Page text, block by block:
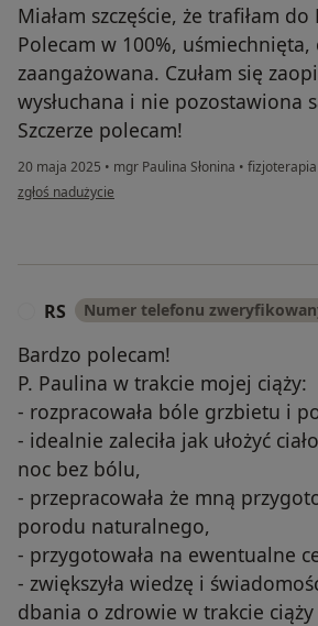
Miałam szczęście, że trafiłam
Polecam w 100%, uśmiechnięta,
zaangażowana. Czułam się
wysłuchana i nie pozostawiona
Szczerze polecam!
20 maja 2025 • mgr Paulina Słonina •
w opinii użytkownika Marta
zgłoś nadużycie
RS Numer telefonu
Bardzo polecam!
P. Paulina w trakcie mojej ciąży:
- rozpracowała bóle grzbietu i
- idealnie zaleciła jak ułożyć
noc bez bólu,
- przepracowała że mną
porodu naturalnego,
- przygotowała na ewentualne
- zwiększyła wiedzę i
dbania o zdrowie w trakcie ciąży